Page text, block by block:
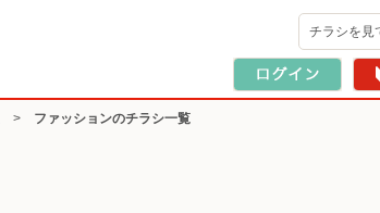
チラシを見
> ファッションのチラシ一覧